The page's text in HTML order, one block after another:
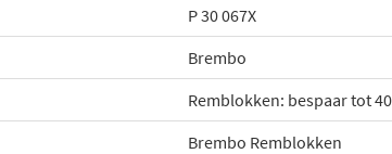
P 30 067X
Brembo
Remblokken: bespaar tot
Brembo Remblokken